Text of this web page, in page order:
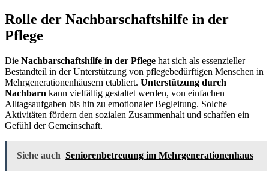
Rolle der Nachbarschaftshilfe in der
Pflege
Die Nachbarschaftshilfe in der Pflege hat sich als essenzieller
Bestandteil in der Unterstützung von pflegebedürftigen Menschen in
Mehrgenerationenhäusern etabliert. Unterstützung durch
Nachbarn kann vielfältig gestaltet werden, von einfachen
Alltagsaufgaben bis hin zu emotionaler Begleitung. Solche
Aktivitäten fördern den sozialen Zusammenhalt und schaffen ein
Gefühl der Gemeinschaft.
Siehe auch Seniorenbetreuung im Mehrgenerationenhaus